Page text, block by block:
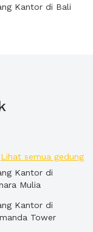
Kantor di Bali
Lihat semua gedung
Kantor di
Mulia
Kantor di
Tower